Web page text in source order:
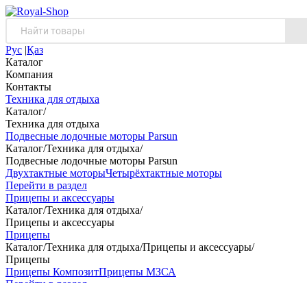
Рус |Қаз
Каталог
Компания
Контакты
Техника для отдыха
Каталог/
Техника для отдыха
Подвесные лодочные моторы Parsun
Каталог/Техника для отдыха/
Подвесные лодочные моторы Parsun
Двухтактные моторыЧетырёхтактные моторы
Перейти в раздел
Прицепы и аксессуары
Каталог/Техника для отдыха/
Прицепы и аксессуары
Прицепы
Каталог/Техника для отдыха/Прицепы и аксессуары/
Прицепы
Прицепы КомпозитПрицепы МЗСА